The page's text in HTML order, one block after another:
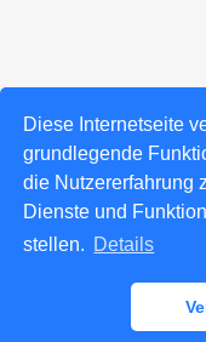
Diese Internetseite
grundlegende
die Nutzererfahrung
Dienste und
stellen. Details